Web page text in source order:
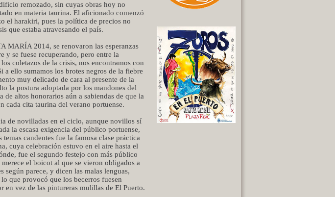
remozado, sin cuyas obras hoy no
en materia taurina. El aficionado comenzó
el harakiri, pues la política de precios no
que estaba atravesando el país.
MARÍA 2014, se renovaron las esperanzas
y se fuese recuperando, pero entre la
coletazos de la crisis, nos encontramos con
a ello sumamos los brotes negros de la fiebre
muy delicado de cara al presente de la
la postura adoptada por los mandones del
altos honorarios aún a sabiendas de que la
cada cita taurina del verano portuense.
de novilladas en el ciclo, aunque novillos sí
la escasa exigencia del público portuense,
candentes fue la famosa clase práctica
cuya celebración estuvo en el aire hasta el
fue el segundo festejo con más público
el boicot al que se vieron obligados a
según parece, y dicen las malas lenguas,
que provocó que los becerros fuesen
en vez de las pintureras mulillas de El Puerto.